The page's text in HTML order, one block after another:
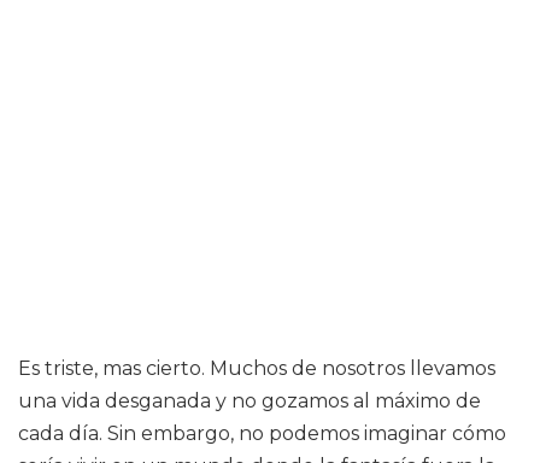
Es triste, mas cierto. Muchos de nosotros llevamos
una vida desganada y no gozamos al máximo de
cada día. Sin embargo, no podemos imaginar cómo